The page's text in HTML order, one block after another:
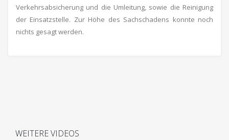
Verkehrsabsicherung und die Umleitung, sowie die Reinigung
der Einsatzstelle. Zur Höhe des Sachschadens konnte noch
nichts gesagt werden.
WEITERE VIDEOS